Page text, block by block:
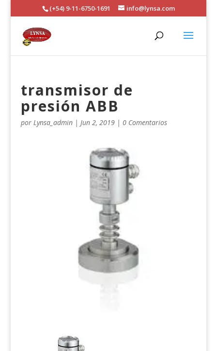
(+54) 9-11-6750-1691 info@lynsa.com
transmisor de
presión ABB
por Lynsa_admin| Jun 2, 2019| 0 Comentarios